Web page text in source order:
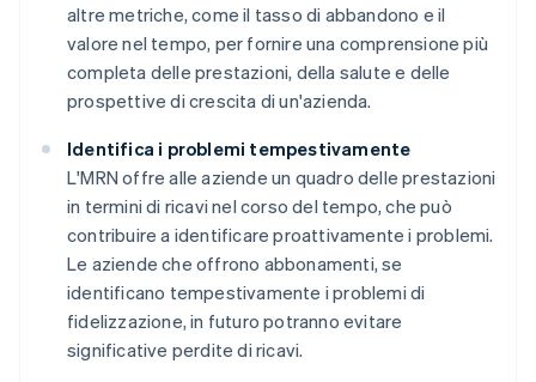
altre metriche, come il tasso di abbandono e il
valore nel tempo, per fornire una comprensione più
completa delle prestazioni, della salute e delle
prospettive di crescita di un'azienda.
Identifica i problemi tempestivamente
L'MRN offre alle aziende un quadro delle prestazioni
in termini di ricavi nel corso del tempo, che può
contribuire a identificare proattivamente i problemi.
Le aziende che offrono abbonamenti, se
identificano tempestivamente i problemi di
fidelizzazione, in futuro potranno evitare
significative perdite di ricavi.